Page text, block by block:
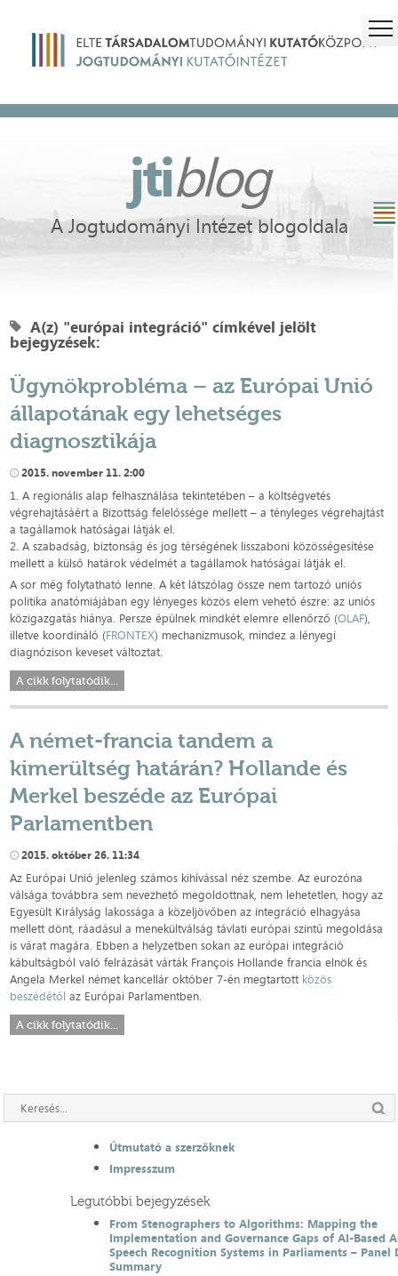
jtiblog
A Jogtudományi Intézet blogoldala
A(z) "európai integráció" címkével jelölt
bejegyzések:
Ügynökprobléma – az Európai Unió
állapotának egy lehetséges
diagnosztikája
2015. november 11. 2:00
1. A regionális alap felhasználása tekintetében – a költségvetés
végrehajtásáért a Bizottság felelőssége mellett – a tényleges végrehajtást
a tagállamok hatóságai látják el.
2. A szabadság, biztonság és jog térségének lisszaboni közösségesítése
mellett a külső határok védelmét a tagállamok hatóságai látják el.
A sor még folytatható lenne. A két látszólag össze nem tartozó uniós
politika anatómiájában egy lényeges közös elem vehető észre: az uniós
közigazgatás hiánya. Persze épülnek mindkét elemre ellenőrző (OLAF),
illetve koordináló (FRONTEX) mechanizmusok, mindez a lényegi
diagnózison keveset változtat.
A cikk folytatódik...
A német-francia tandem a
kimerültség határán? Hollande és
Merkel beszéde az Európai
Parlamentben
2015. október 26. 11:34
Az Európai Unió jelenleg számos kihívással néz szembe. Az eurozóna
válsága továbbra sem nevezhető megoldottnak, nem lehetetlen, hogy az
Egyesült Királyság lakossága a közeljövőben az integráció elhagyása
mellett dönt, ráadásul a menekültválság távlati európai szintű megoldása
is várat magára. Ebben a helyzetben sokan az európai integráció
kábultságból való felrázását várták François Hollande francia elnök és
Angela Merkel német kancellár október 7-én megtartott közös
beszédétől az Európai Parlamentben.
A cikk folytatódik...
Útmutató a szerzőknek
Impresszum
Legutóbbi bejegyzések
From Stenographers to Algorithms: Mapping the
Implementation and Governance Gaps of AI-Based
Speech Recognition Systems in Parliaments – Panel
Summary